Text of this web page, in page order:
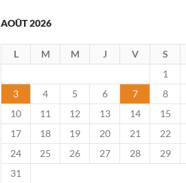
AOÛT 2026
L M M J V S
1
3
4 5 6 7 8
10
11 12 13 14 15
17
18 19 20 21 22
24
25 26 27 28 29
31